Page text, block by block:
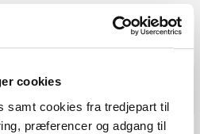
cookies
samt cookies fra tredjepart til
præferencer og adgang til
Samlet:0 km
Samlet: 0,5 km